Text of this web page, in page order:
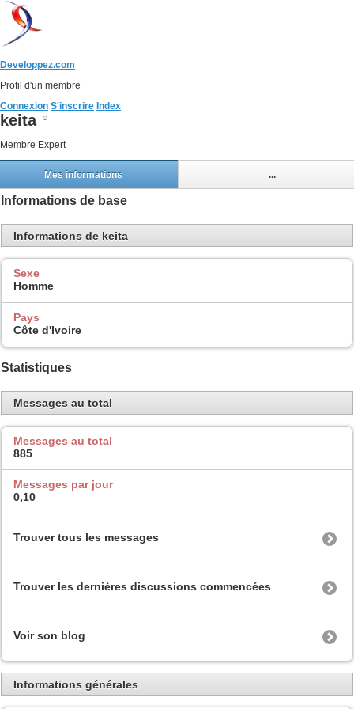
Developpez.com
Profil d'un membre
Connexion S'inscrire Index
keita
Membre Expert
Mes informations ...
Informations de base
Informations de keita
Sexe
Homme
Pays
Côte d'Ivoire
Statistiques
Messages au total
Messages au total
885
Messages par jour
0,10
Trouver tous les messages
Trouver les dernières discussions commencées
Voir son blog
Informations générales